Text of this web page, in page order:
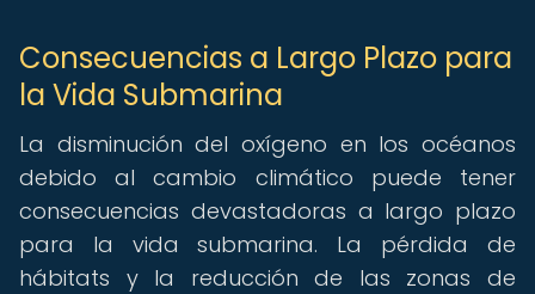
Consecuencias a Largo Plazo para
la Vida Submarina
La disminución del oxígeno en los océanos
debido al cambio climático puede tener
consecuencias devastadoras a largo plazo
para la vida submarina. La pérdida de
hábitats y la reducción de las zonas de